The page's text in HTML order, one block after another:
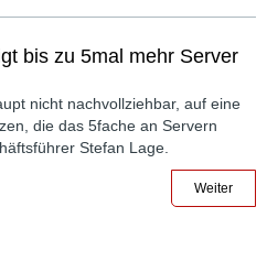
bis zu 5mal mehr Server
nicht nachvollziehbar, auf eine
die das 5fache an Servern
Stefan Lage.
Weiter